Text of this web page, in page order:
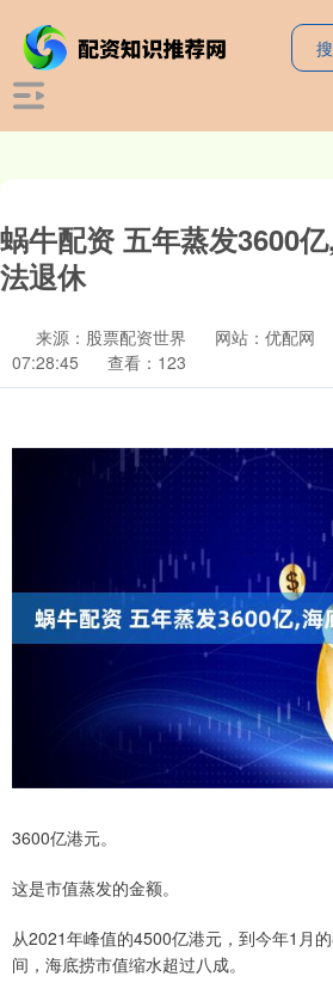
蜗牛配资 五年蒸发3600
法退休
来源：股票配资世界 网站：优配网
07:28:45
查看：123
3600亿港元。
这是市值蒸发的金额。
从2021年峰值的4500亿港元，到今年1月
间，海底捞市值缩水超过八成。